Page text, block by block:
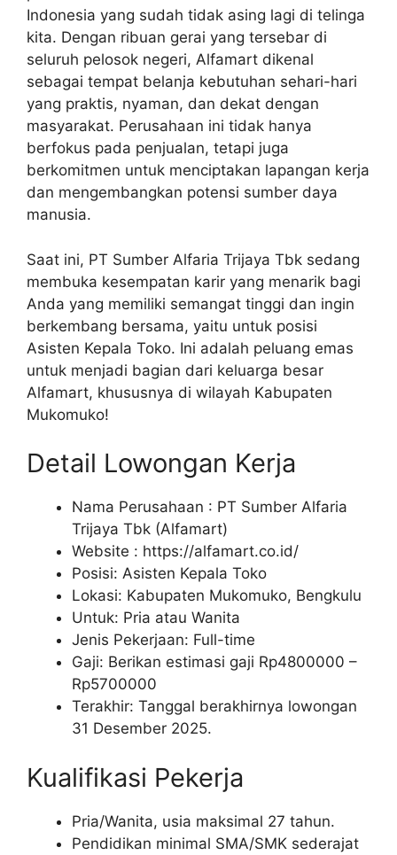
Indonesia yang sudah tidak asing lagi di telinga
kita. Dengan ribuan gerai yang tersebar di
seluruh pelosok negeri, Alfamart dikenal
sebagai tempat belanja kebutuhan sehari-hari
yang praktis, nyaman, dan dekat dengan
masyarakat. Perusahaan ini tidak hanya
berfokus pada penjualan, tetapi juga
berkomitmen untuk menciptakan lapangan kerja
dan mengembangkan potensi sumber daya
manusia.
Saat ini, PT Sumber Alfaria Trijaya Tbk sedang
membuka kesempatan karir yang menarik bagi
Anda yang memiliki semangat tinggi dan ingin
berkembang bersama, yaitu untuk posisi
Asisten Kepala Toko. Ini adalah peluang emas
untuk menjadi bagian dari keluarga besar
Alfamart, khususnya di wilayah Kabupaten
Mukomuko!
Detail Lowongan Kerja
Nama Perusahaan : PT Sumber Alfaria
Trijaya Tbk (Alfamart)
Website : https://alfamart.co.id/
Posisi: Asisten Kepala Toko
Lokasi: Kabupaten Mukomuko, Bengkulu
Untuk: Pria atau Wanita
Jenis Pekerjaan: Full-time
Gaji: Berikan estimasi gaji Rp4800000 –
Rp5700000
Terakhir: Tanggal berakhirnya lowongan
31 Desember 2025.
Kualifikasi Pekerja
Pria/Wanita, usia maksimal 27 tahun.
Pendidikan minimal SMA/SMK sederajat